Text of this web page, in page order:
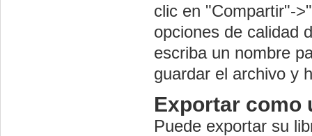
clic en "Compartir"-
opciones de calidad
escriba un nombre
guardar el archivo y
Exportar como
Puede exportar su